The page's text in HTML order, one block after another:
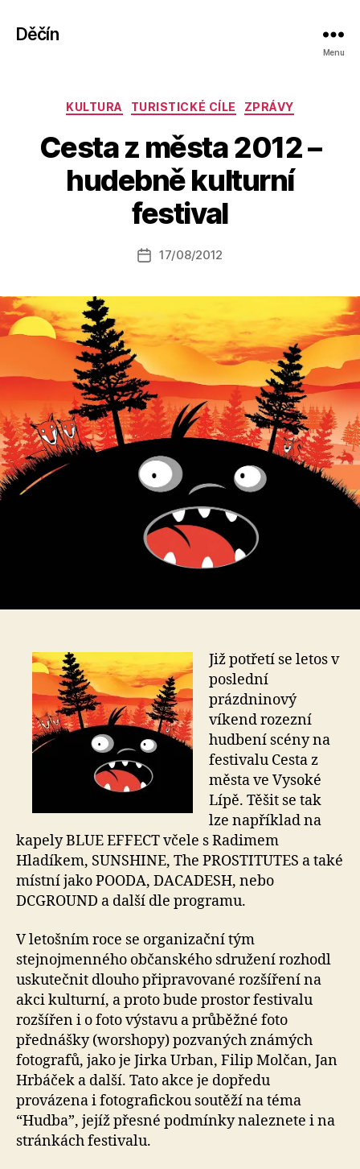
Děčín
Menu
Rubriky
KULTURA TURISTICKÉ CÍLE ZPRÁVY
Cesta z města 2012 –
hudebně kulturní
festival
Autor
příspěvku
A
u
t
o
k
fi
Datum
17/08/2012
Již potřetí se letos v
poslední
prázdninový
víkend rozezní
hudbení scény na
festivalu Cesta z
města ve Vysoké
Lípě. Těšit se tak
lze například na
kapely BLUE EFFECT včele s Radimem
Hladíkem, SUNSHINE, The PROSTITUTES a také
místní jako POODA, DACADESH, nebo
DCGROUND a další dle programu.
V letošním roce se organizační tým
stejnojmenného občanského sdružení rozhodl
uskutečnit dlouho připravované rozšíření na
akci kulturní, a proto bude prostor festivalu
rozšířen i o foto výstavu a průběžné foto
přednášky (worshopy) pozvaných známých
fotografů, jako je Jirka Urban, Filip Molčan, Jan
Hrbáček a další. Tato akce je dopředu
provázena i fotografickou soutěží na téma
“Hudba”, jejíž přesné podmínky naleznete i na
stránkách festivalu.